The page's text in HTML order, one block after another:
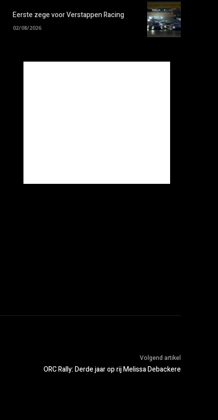
Eerste zege voor Verstappen Racing
02/08/2026
Volgend artikel
ORC Rally: Derde jaar op rij Melissa Debackere